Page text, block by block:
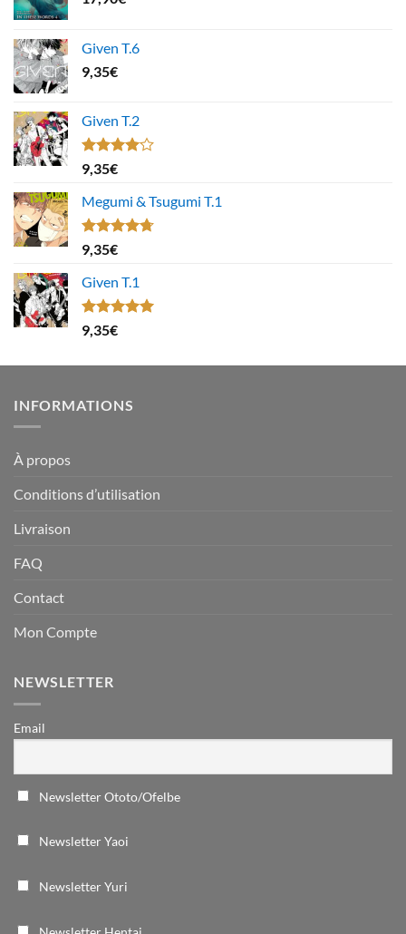
Given T.6
9,35€
Given T.2
Note
4.00
5
9,35€
Megumi & Tsugumi T.1
Note4.67
sur 5
9,35€
Given T.1
Note5.00
sur 5
9,35€
INFORMATIONS
À propos
Conditions d’utilisation
Livraison
FAQ
Contact
Mon Compte
NEWSLETTER
Email
Newsletter Ototo/Ofelbe
Newsletter Yaoi
Newsletter Yuri